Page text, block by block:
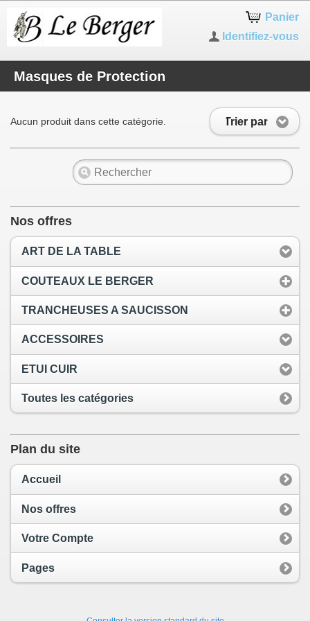
Panier
Identifiez-vous
Masques de Protection
Trier par
Aucun produit dans cette catégorie.
Nos offres
ART DE LA TABLE
COUTEAUX LE BERGER
TRANCHEUSES A SAUCISSON
ACCESSOIRES
ETUI CUIR
Toutes les catégories
Plan du site
Accueil
Nos offres
Votre Compte
Pages